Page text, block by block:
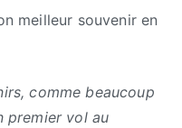
meilleur souvenir en
comme beaucoup
premier vol au